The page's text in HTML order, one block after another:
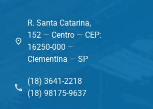
R. Santa Catarina,
152 — Centro — CEP:
16250-000 —
Clementina — SP
(18) 3641-2218
(18) 98175-9637